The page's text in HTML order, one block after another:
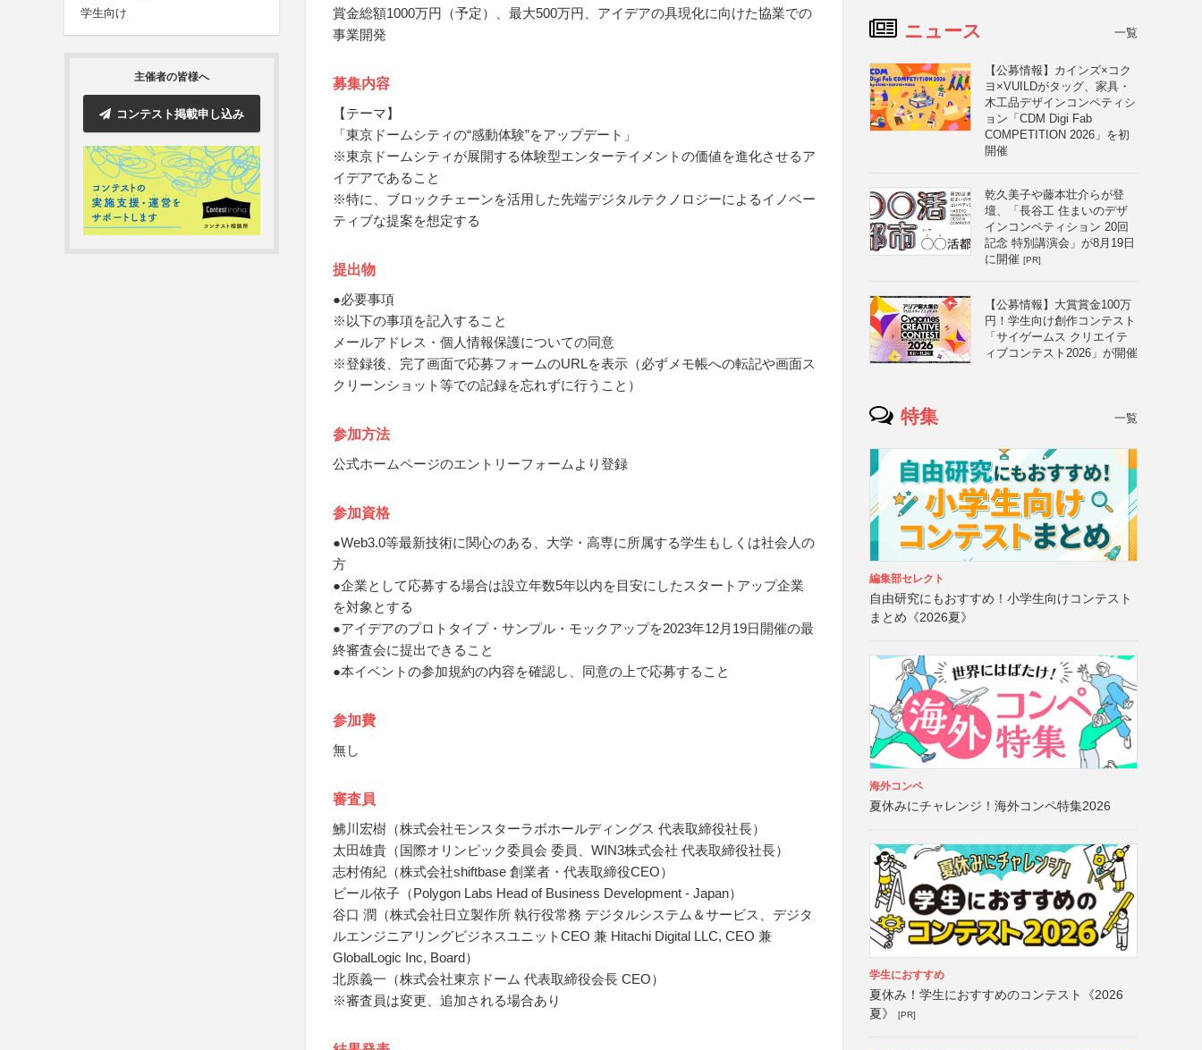
学生向け
主催者の皆様へ
コンテスト掲載申し込み
賞金総額1000万円（予定）、最大500万円、アイデアの具現化に向けた協業での
事業開発
募集内容
【テーマ】
「東京ドームシティの“感動体験”をアップデート」
※東京ドームシティが展開する体験型エンターテイメントの価値を進化させるア
イデアであること
※特に、ブロックチェーンを活用した先端デジタルテクノロジーによるイノベー
ティブな提案を想定する
提出物
●必要事項
※以下の事項を記入すること
メールアドレス・個人情報保護についての同意
※登録後、完了画面で応募フォームのURLを表示（必ずメモ帳への転記や画面ス
クリーンショット等での記録を忘れずに行うこと）
参加方法
公式ホームページのエントリーフォームより登録
参加資格
●Web3.0等最新技術に関心のある、大学・高専に所属する学生もしくは社会人の
方
●企業として応募する場合は設立年数5年以内を目安にしたスタートアップ企業
を対象とする
●アイデアのプロトタイプ・サンプル・モックアップを2023年12月19日開催の最
終審査会に提出できること
●本イベントの参加規約の内容を確認し、同意の上で応募すること
参加費
無し
審査員
鮄川宏樹（株式会社モンスターラボホールディングス 代表取締役社長）
太田雄貴（国際オリンピック委員会 委員、WIN3株式会社 代表取締役社長）
志村侑紀（株式会社shiftbase 創業者・代表取締役CEO）
ビール依子（Polygon Labs Head of Business Development - Japan）
谷口 潤（株式会社日立製作所 執行役常務 デジタルシステム＆サービス、デジタ
ルエンジニアリングビジネスユニットCEO 兼 Hitachi Digital LLC, CEO 兼
GlobalLogic Inc, Board）
北原義一（株式会社東京ドーム 代表取締役会長 CEO）
※審査員は変更、追加される場合あり
ニュース 一覧
【公募情報】カインズ×コク
ヨ×VUILDがタッグ、家具・
木工品デザインコンペティシ
ョン「CDM Digi Fab
COMPETITION 2026」を初
開催
乾久美子や藤本壮介らが登
壇、「長谷工 住まいのデザ
インコンペティション 20回
記念 特別講演会」が8月19日
に開催 [PR]
【公募情報】大賞賞金100万
円！学生向け創作コンテスト
「サイゲームス クリエイテ
ィブコンテスト2026」が開催
特集 一覧
編集部セレクト
自由研究にもおすすめ！小学生向けコンテスト
まとめ《2026夏》
海外コンペ
夏休みにチャレンジ！海外コンペ特集2026
学生におすすめ
夏休み！学生におすすめのコンテスト《2026
夏》
[PR]